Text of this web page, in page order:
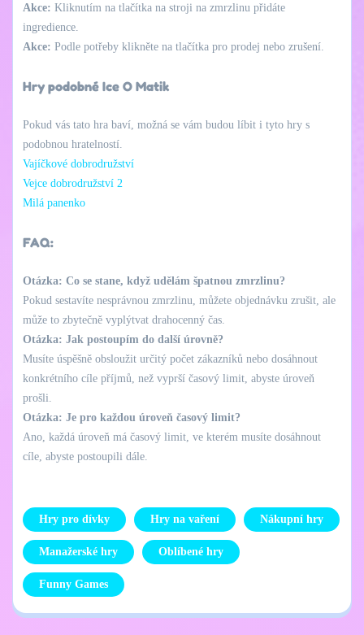
Akce: Kliknutím na tlačítka na stroji na zmrzlinu přidáte
ingredience.
Akce: Podle potřeby klikněte na tlačítka pro prodej nebo zrušení.
Hry podobné Ice O Matik
Pokud vás tato hra baví, možná se vám budou líbit i tyto hry s
podobnou hratelností.
Vajíčkové dobrodružství
Vejce dobrodružství 2
Milá panenko
FAQ:
Otázka: Co se stane, když udělám špatnou zmrzlinu?
Pokud sestavíte nesprávnou zmrzlinu, můžete objednávku zrušit, ale
může to zbytečně vyplýtvat drahocenný čas.
Otázka: Jak postoupím do další úrovně?
Musíte úspěšně obsloužit určitý počet zákazníků nebo dosáhnout
konkrétního cíle příjmů, než vyprší časový limit, abyste úroveň
prošli.
Otázka: Je pro každou úroveň časový limit?
Ano, každá úroveň má časový limit, ve kterém musíte dosáhnout
cíle, abyste postoupili dále.
Hry pro dívky Hry na vaření Nákupní hry
Manažerské hry Oblíbené hry
Funny Games